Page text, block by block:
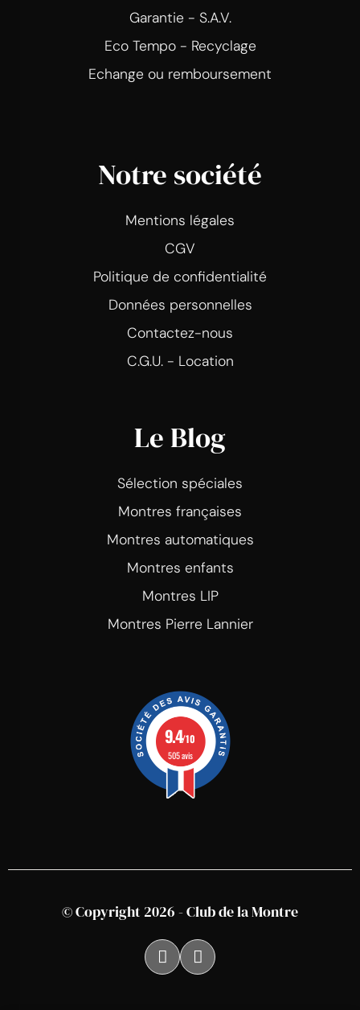
Garantie - S.A.V.
Eco Tempo - Recyclage
Echange ou remboursement
Notre société
Mentions légales
CGV
Politique de confidentialité
Données personnelles
Contactez-nous
C.G.U. - Location
Le Blog
Sélection spéciales
Montres françaises
Montres automatiques
Montres enfants
Montres LIP
Montres Pierre Lannier
9.4/10
505 avis
© Copyright 2026 - Club de la Montre